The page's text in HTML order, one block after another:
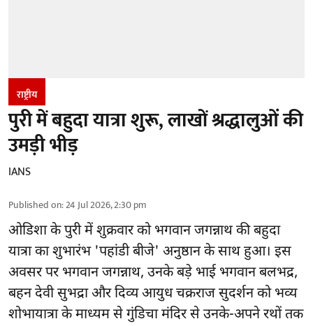
राष्ट्रीय
पुरी में बहुदा यात्रा शुरू, लाखों श्रद्धालुओं की
उमड़ी भीड़
IANS
Published on:24 Jul 2026, 2:30 pm
ओडिशा के पुरी में शुक्रवार को भगवान जगन्नाथ की बहुदा
यात्रा का शुभारंभ 'पहांडी बीजे' अनुष्ठान के साथ हुआ। इस
अवसर पर भगवान जगन्नाथ, उनके बड़े भाई भगवान बलभद्र,
बहन देवी सुभद्रा और दिव्य आयुध चक्रराज सुदर्शन को भव्य
शोभायात्रा के माध्यम से गुंडिचा मंदिर से उनके-अपने रथों तक